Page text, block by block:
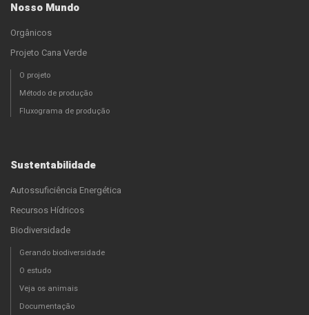
Nosso Mundo
Orgânicos
Projeto Cana Verde
O projeto
Método de produção
Fluxograma de produção
Sustentabilidade
Autossuficiência Energética
Recursos Hídricos
Biodiversidade
Gerando biodiversidade
O estudo
Veja os animais
Documentação